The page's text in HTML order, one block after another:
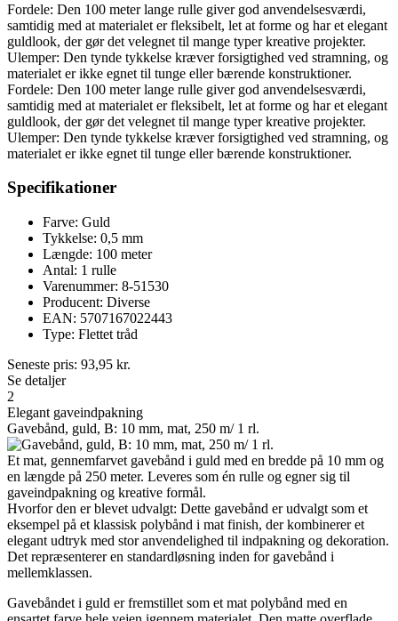
Fordele: Den 100 meter lange rulle giver god anvendelsesværdi,
samtidig med at materialet er fleksibelt, let at forme og har et elegant
guldlook, der gør det velegnet til mange typer kreative projekter.
Ulemper: Den tynde tykkelse kræver forsigtighed ved stramning, og
materialet er ikke egnet til tunge eller bærende konstruktioner.
Fordele: Den 100 meter lange rulle giver god anvendelsesværdi,
samtidig med at materialet er fleksibelt, let at forme og har et elegant
guldlook, der gør det velegnet til mange typer kreative projekter.
Ulemper: Den tynde tykkelse kræver forsigtighed ved stramning, og
materialet er ikke egnet til tunge eller bærende konstruktioner.
Specifikationer
Farve: Guld
Tykkelse: 0,5 mm
Længde: 100 meter
Antal: 1 rulle
Varenummer: 8-51530
Producent: Diverse
EAN: 5707167022443
Type: Flettet tråd
Seneste pris: 93,95 kr.
Se detaljer
2
Elegant gaveindpakning
Gavebånd, guld, B: 10 mm, mat, 250 m/ 1 rl.
Et mat, gennemfarvet gavebånd i guld med en bredde på 10 mm og
en længde på 250 meter. Leveres som én rulle og egner sig til
gaveindpakning og kreative formål.
Hvorfor den er blevet udvalgt: Dette gavebånd er udvalgt som et
eksempel på et klassisk polybånd i mat finish, der kombinerer et
elegant udtryk med stor anvendelighed til indpakning og dekoration.
Det repræsenterer en standardløsning inden for gavebånd i
mellemklassen.
Gavebåndet i guld er fremstillet som et mat polybånd med en